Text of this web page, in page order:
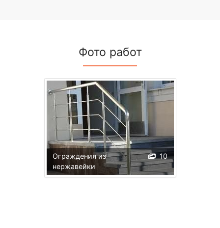
Фото работ
10
Ограждения из
нержавейки